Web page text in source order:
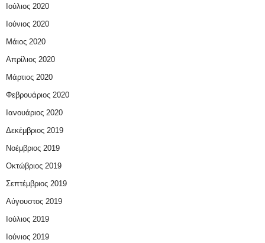
Ιούλιος 2020
Ιούνιος 2020
Μάιος 2020
Απρίλιος 2020
Μάρτιος 2020
Φεβρουάριος 2020
Ιανουάριος 2020
Δεκέμβριος 2019
Νοέμβριος 2019
Οκτώβριος 2019
Σεπτέμβριος 2019
Αύγουστος 2019
Ιούλιος 2019
Ιούνιος 2019